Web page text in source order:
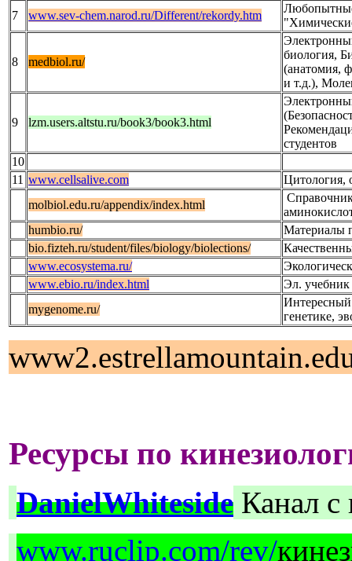
7
www.sev-chem.narod.ru/Different/rekordy.htm
8 medbiol.ru/
биология,
(анатомия,
и т.д.),
9 lzm.users.altstu.ru/book3/book3.html
студентов
10
11 www.cellsalive.com
Цитология,
molbiol.edu.ru/appendix/index.html
humbio.ru/
Материалы
bio.fizteh.ru/student/files/biology/biolections/
www.ecosystema.ru/
www.ebio.ru/index.html
Эл. учебник
mygenome.ru/
генетике,
Ресурсы по
DanielWhiteside Канал с
www.ruclip.com/rev/